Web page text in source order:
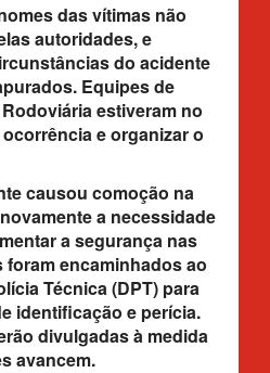
das vítimas não
autoridades, e
do acidente
Equipes de
estiveram no
e organizar o
causou comoção na
a necessidade
a segurança nas
encaminhados ao
Técnica (DPT) para
identificação e perícia.
divulgadas à medida
avancem.